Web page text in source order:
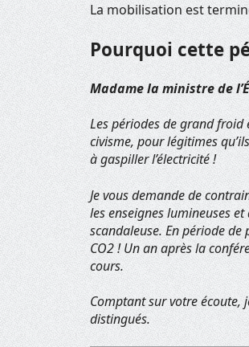
La mobilisation est
Pourquoi cette
Madame la ministre de
Les périodes de grand
civisme, pour légitimes
à gaspiller l’électricité !
Je vous demande de
les enseignes lumineuses
scandaleuse. En période
CO2 ! Un an après la
cours.
Comptant sur votre écoute,
distingués.